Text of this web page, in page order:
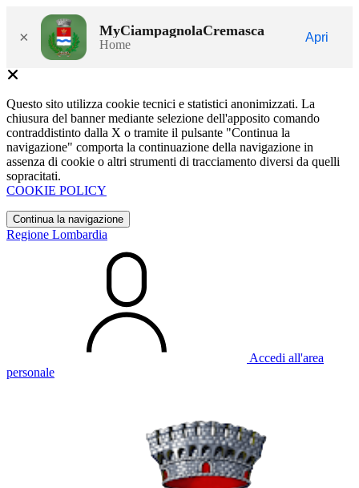
× MyCiampagnolaCremasca
Home
Apri
Questo sito utilizza cookie tecnici e statistici anonimizzati. La
chiusura del banner mediante selezione dell'apposito comando
contraddistinto dalla X o tramite il pulsante "Continua la
navigazione" comporta la continuazione della navigazione in
assenza di cookie o altri strumenti di tracciamento diversi da quelli
sopracitati.
COOKIE POLICY
Continua la navigazione
Regione Lombardia
Accedi all'area
personale